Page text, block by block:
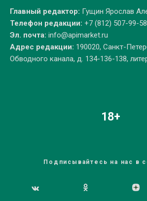
Главный редактор: Гущин Ярослав
Телефон редакции: +7 (812) 507-99-58
Эл. почта: info@apimarket.ru
Адрес редакции: 190020, Санкт-
Обводного канала, д. 134-136-138,
18+
Подписывайтесь на нас в